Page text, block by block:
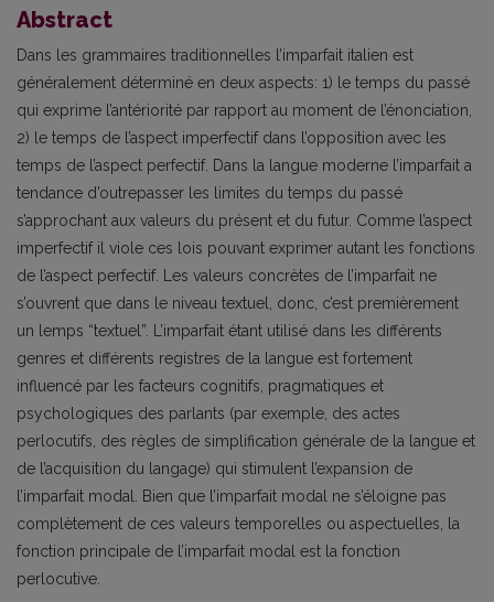
Abstract
Dans les grammaires traditionnelles l’imparfait italien est
généralement déterminé en deux aspects: 1) le temps du passé
qui exprime l’antériorité par rapport au moment de l’énonciation,
2) le temps de l’aspect imperfectif dans l’opposition avec les
temps de l’aspect perfectif. Dans la langue moderne l’imparfait a
tendance d’outrepasser les limites du temps du passé
s’approchant aux valeurs du présent et du futur. Comme l’aspect
imperfectif il viole ces lois pouvant exprimer autant les fonctions
de l’aspect perfectif. Les valeurs concrètes de l’imparfait ne
s’ouvrent que dans le niveau textuel, donc, c’est premièrement
un lemps “textuel”. L’imparfait étant utilisé dans les différents
genres et différents registres de la langue est fortement
influencé par les facteurs cognitifs, pragmatiques et
psychologiques des parlants (par exemple, des actes
perlocutifs, des règles de simplification générale de la langue et
de l’acquisition du langage) qui stimulent l’expansion de
l’imparfait modal. Bien que l’imparfait modal ne s’éloigne pas
complètement de ces valeurs temporelles ou aspectuelles, la
fonction principale de l’imparfait modal est la fonction
perlocutive.